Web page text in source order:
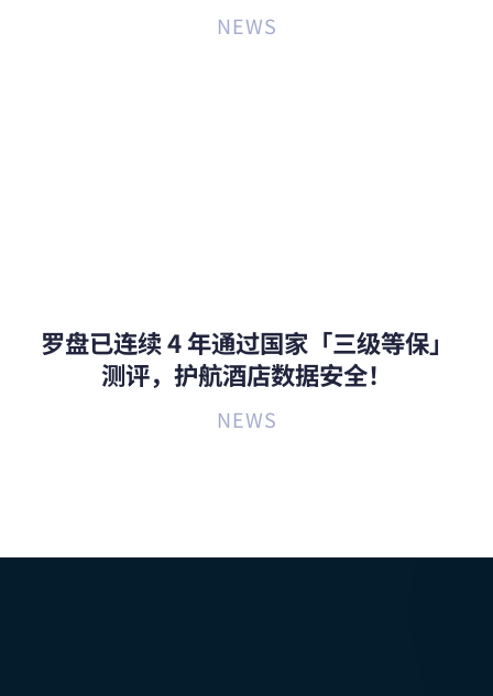
NEWS
罗盘已连续 4 年通过国家「三级等保」
测评，护航酒店数据安全！
NEWS